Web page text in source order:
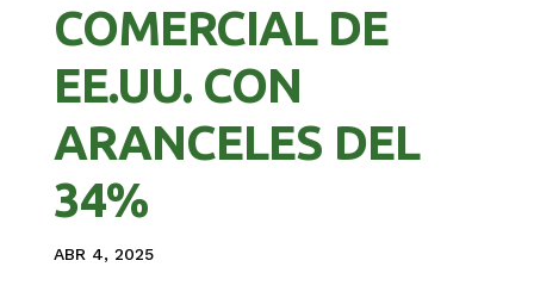
COMERCIAL DE
EE.UU. CON
ARANCELES DEL
34%
ABR 4, 2025